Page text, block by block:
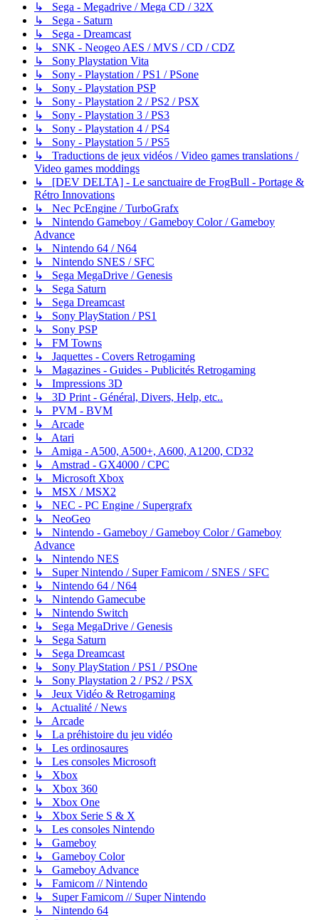
↳ Sega - Megadrive / Mega CD / 32X
↳ Sega - Saturn
↳ Sega - Dreamcast
↳ SNK - Neogeo AES / MVS / CD / CDZ
↳ Sony Playstation Vita
↳ Sony - Playstation / PS1 / PSone
↳ Sony - Playstation PSP
↳ Sony - Playstation 2 / PS2 / PSX
↳ Sony - Playstation 3 / PS3
↳ Sony - Playstation 4 / PS4
↳ Sony - Playstation 5 / PS5
↳ Traductions de jeux vidéos / Video games translations /
Video games moddings
↳ [DEV DELTA] - Le sanctuaire de FrogBull - Portage &
Rétro Innovations
↳ Nec PcEngine / TurboGrafx
↳ Nintendo Gameboy / Gameboy Color / Gameboy
Advance
↳ Nintendo 64 / N64
↳ Nintendo SNES / SFC
↳ Sega MegaDrive / Genesis
↳ Sega Saturn
↳ Sega Dreamcast
↳ Sony PlayStation / PS1
↳ Sony PSP
↳ FM Towns
↳ Jaquettes - Covers Retrogaming
↳ Magazines - Guides - Publicités Retrogaming
↳ Impressions 3D
↳ 3D Print - Général, Divers, Help, etc..
↳ PVM - BVM
↳ Arcade
↳ Atari
↳ Amiga - A500, A500+, A600, A1200, CD32
↳ Amstrad - GX4000 / CPC
↳ Microsoft Xbox
↳ MSX / MSX2
↳ NEC - PC Engine / Supergrafx
↳ NeoGeo
↳ Nintendo - Gameboy / Gameboy Color / Gameboy
Advance
↳ Nintendo NES
↳ Super Nintendo / Super Famicom / SNES / SFC
↳ Nintendo 64 / N64
↳ Nintendo Gamecube
↳ Nintendo Switch
↳ Sega MegaDrive / Genesis
↳ Sega Saturn
↳ Sega Dreamcast
↳ Sony PlayStation / PS1 / PSOne
↳ Sony Playstation 2 / PS2 / PSX
↳ Jeux Vidéo & Retrogaming
↳ Actualité / News
↳ Arcade
↳ La préhistoire du jeu vidéo
↳ Les ordinosaures
↳ Les consoles Microsoft
↳ Xbox
↳ Xbox 360
↳ Xbox One
↳ Xbox Serie S & X
↳ Les consoles Nintendo
↳ Gameboy
↳ Gameboy Color
↳ Gameboy Advance
↳ Famicom // Nintendo
↳ Super Famicom // Super Nintendo
↳ Nintendo 64